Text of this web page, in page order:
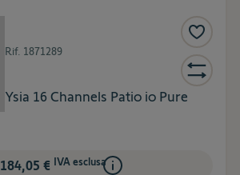
Rif. 1871289
Ysia 16 Channels Patio io Pure
184,05 € IVA esclusa